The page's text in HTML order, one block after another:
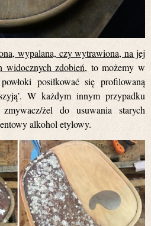
wypalana, czy wytrawiona, na jej
widocznych zdobień, to możemy w
posiłkować się profilowaną
W każdym innym przypadku
żel do usuwania starych
alkohol etylowy.